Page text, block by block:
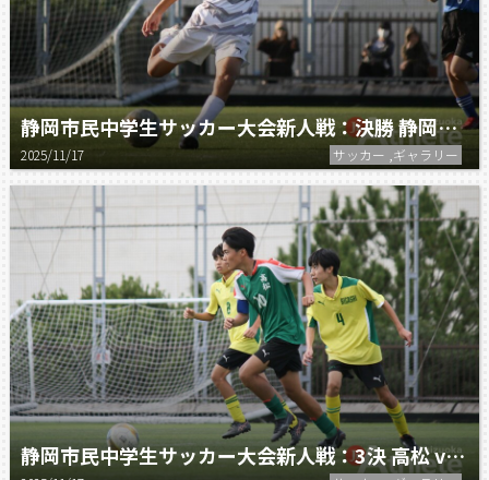
静岡市民中学生サッカー大会新人戦：決勝 静岡南 vs オール長田
2025/11/17 サッカー ,ギャラリー
静岡市民中学生サッカー大会新人戦：3決 高松 vs 静岡東